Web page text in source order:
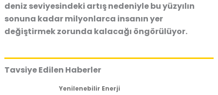
deniz seviyesindeki artış nedeniyle bu yüzyılın
sonuna kadar milyonlarca insanın yer
değiştirmek zorunda kalacağı öngörülüyor.
Tavsiye Edilen Haberler
Yenilenebilir Enerji